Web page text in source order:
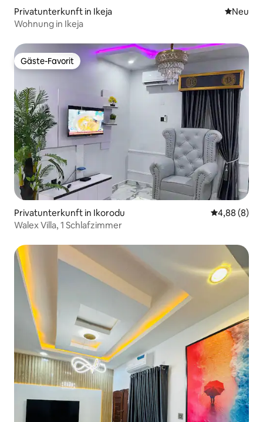
Privatunterkunft in Ikeja Neue
Neu
Wohnung in Ikeja
Gäste-Favorit
Gäste-Favorit
Privatunterkunft in Ikorodu
4,88 (8)
Walex Villa, 1 Schlafzimmer